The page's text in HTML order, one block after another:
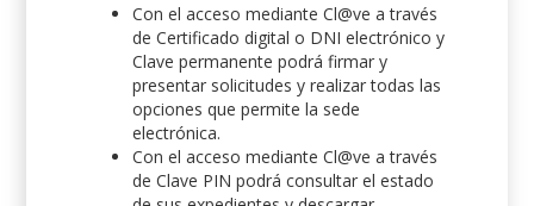
Con el acceso mediante Cl@ve a través
de Certificado digital o DNI electrónico y
Clave permanente podrá firmar y
presentar solicitudes y realizar todas las
opciones que permite la sede
electrónica.
Con el acceso mediante Cl@ve a través
de Clave PIN podrá consultar el estado